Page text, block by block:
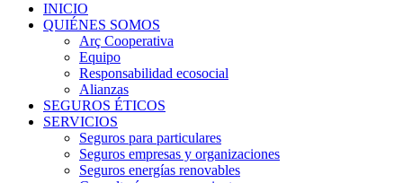
INICIO
QUIÉNES SOMOS
Arç Cooperativa
Equipo
Responsabilidad ecosocial
Alianzas
SEGUROS ÉTICOS
SERVICIOS
Seguros para particulares
Seguros empresas y organizaciones
Seguros energías renovables